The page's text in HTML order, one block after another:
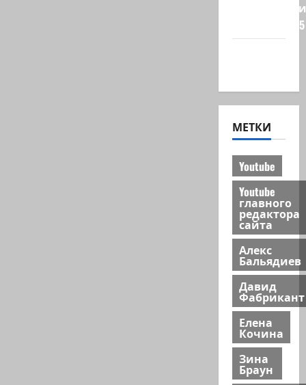
сайта 2025
МЕТКИ
Youtube
Youtube
главного
редактора
сайта
Алекс
Бальядиев
Давид
Фабрикант
Елена
Кочина
Зина
Браун